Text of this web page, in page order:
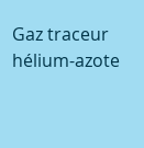
Gaz traceur
hélium-azote